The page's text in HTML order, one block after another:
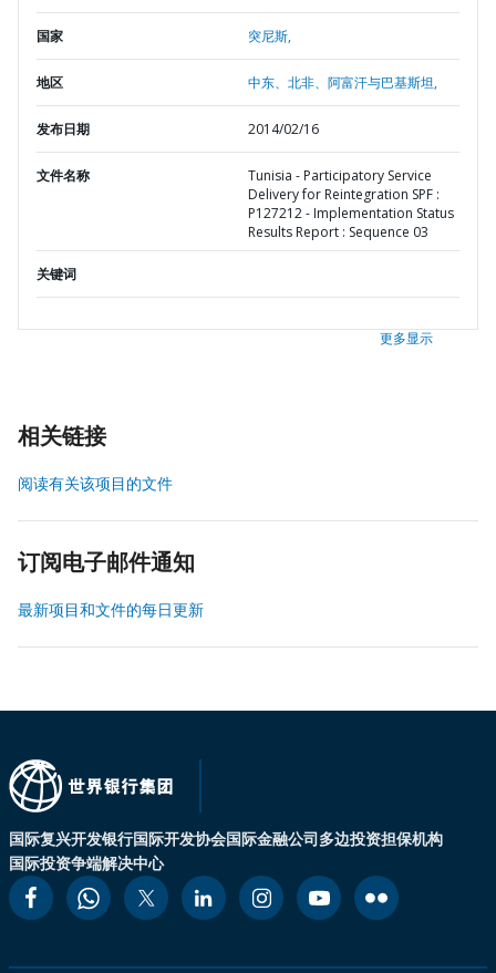
国家 突尼斯,
地区 中东、北非、阿富汗与巴基斯坦,
发布日期 2014/02/16
文件名称
Tunisia - Participatory Service
Delivery for Reintegration SPF :
P127212 - Implementation Status
Results Report : Sequence 03
关键词
更多显示
相关链接
阅读有关该项目的文件
订阅电子邮件通知
最新项目和文件的每日更新
国际复兴开发银行国际开发协会国际金融公司多边投资担保机构
国际投资争端解决中心